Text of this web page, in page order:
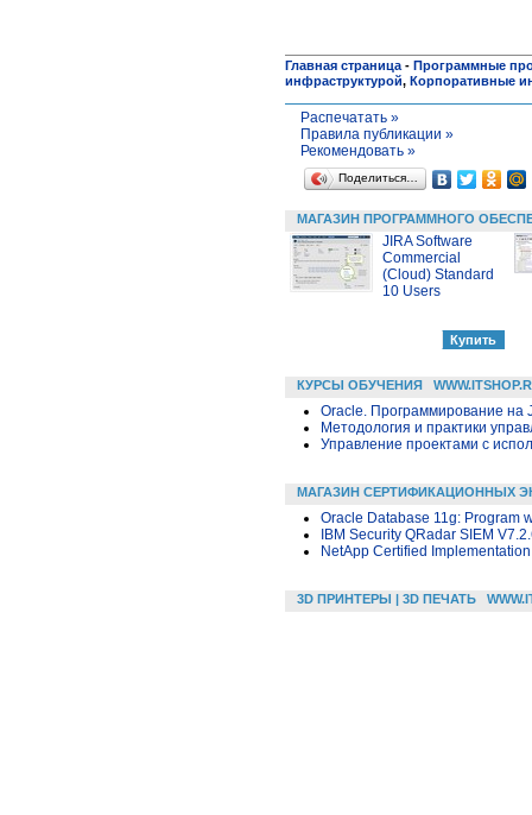
Главная страница - Программные
инфраструктурой, Корпоративные
Распечатать »
Правила публикации »
Рекомендовать »
Поделиться…
МАГАЗИН ПРОГРАММНОГО
JIRA Software
Commercial
(Cloud) Standard
10 Users
КУРСЫ ОБУЧЕНИЯ
Oracle. Программирование на
Методология и практики
Управление проектами с
МАГАЗИН СЕРТИФИКАЦИОННЫХ
Oracle Database 11g: Program
IBM Security QRadar SIEM
NetApp Certified
3D ПРИНТЕРЫ | 3D ПЕЧАТЬ